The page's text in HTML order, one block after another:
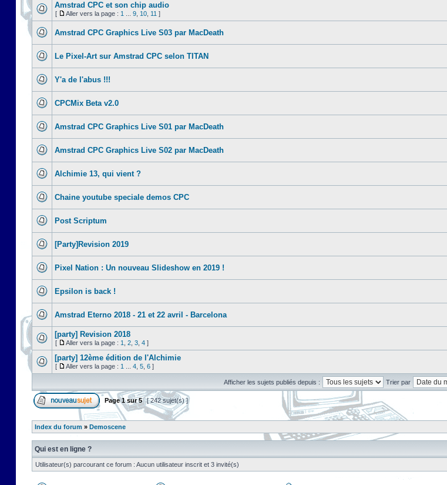
Amstrad CPC et son chip audio
[ Aller vers la page : 1 9 10 11 ]
Amstrad CPC Graphics Live S03 par MacDeath
Le Pixel-Art sur Amstrad CPC selon TITAN
Y'a de l'abus !!!
CPCMix Beta v2.0
Amstrad CPC Graphics Live S01 par MacDeath
Amstrad CPC Graphics Live S02 par MacDeath
Alchimie 13, qui vient ?
Chaine youtube speciale demos CPC
Post Scriptum
[Party]Revision 2019
Pixel Nation : Un nouveau Slideshow en 2019 !
Epsilon is back !
Amstrad Eterno 2018 - 21 et 22 avril - Barcelona
[party] Revision 2018
[ Aller vers la page : 1 2 3 4 ]
[party] 12ème édition de l'Alchimie
[ Aller vers la page : 1 4 5 6 ]
Afficher les sujets publiés depuis : Trier par
Page1sur5 [ 242 sujet(s) ]
Index du forum » Demoscene
Qui est en ligne ?
Utilisateur(s) parcourant ce forum : Aucun utilisateur inscrit et 3 invité(s)